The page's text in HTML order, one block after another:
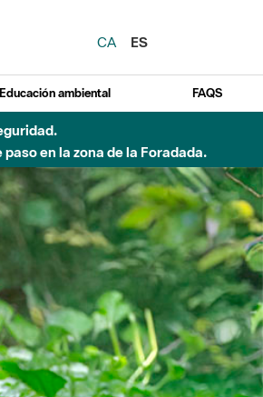
CA
ES
Educación ambiental FAQS
en la zona de la Foradada.